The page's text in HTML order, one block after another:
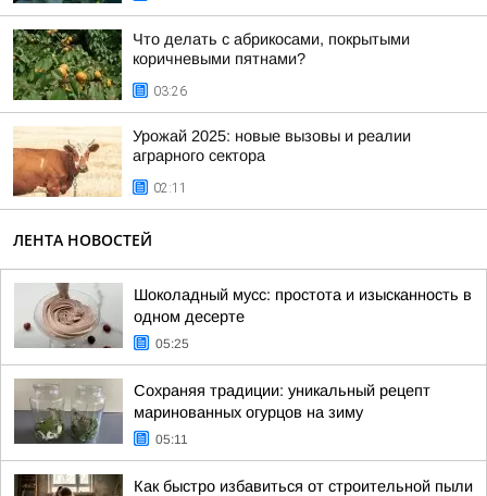
Что делать с абрикосами, покрытыми
коричневыми пятнами?
03:26
Урожай 2025: новые вызовы и реалии
аграрного сектора
02:11
ЛЕНТА НОВОСТЕЙ
Шоколадный мусс: простота и изысканность в
одном десерте
05:25
Сохраняя традиции: уникальный рецепт
маринованных огурцов на зиму
05:11
Как быстро избавиться от строительной пыли